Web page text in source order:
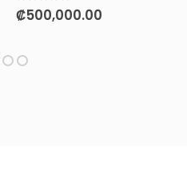
0out of 5
₡500,000.00